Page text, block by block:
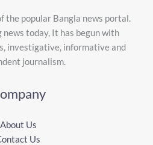
the popular Bangla news portal.
today, It has begun with
investigative, informative and
journalism.
About Us
Us